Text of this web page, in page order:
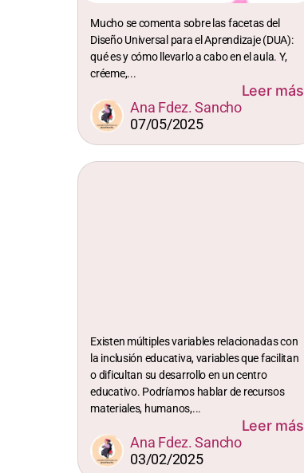
Mucho se comenta sobre las facetas del
Diseño Universal para el Aprendizaje (DUA):
qué es y cómo llevarlo a cabo en el aula. Y,
créeme,...
Leer más
Ana Fdez. Sancho
07/05/2025
Existen múltiples variables relacionadas con
la inclusión educativa, variables que facilitan
o dificultan su desarrollo en un centro
educativo. Podríamos hablar de recursos
materiales, humanos,...
Leer más
Ana Fdez. Sancho
03/02/2025